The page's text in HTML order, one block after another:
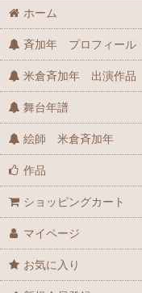
ホーム
斉加年 プロフィール
米倉斉加年 出演作品
舞台年譜
絵師 米倉斉加年
作品
ショッピングカート
マイページ
お気に入り